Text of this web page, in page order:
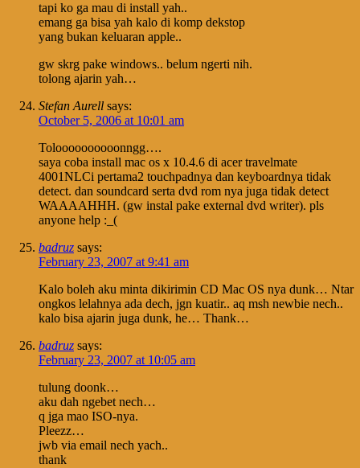
tapi ko ga mau di install yah..
emang ga bisa yah kalo di komp dekstop
yang bukan keluaran apple..
gw skrg pake windows.. belum ngerti nih.
tolong ajarin yah…
Stefan Aurell says:
October 5, 2006 at 10:01 am
Toloooooooooonngg….
saya coba install mac os x 10.4.6 di acer travelmate
4001NLCi pertama2 touchpadnya dan keyboardnya tidak
detect. dan soundcard serta dvd rom nya juga tidak detect
WAAAAHHH. (gw instal pake external dvd writer). pls
anyone help :_(
badruz says:
February 23, 2007 at 9:41 am
Kalo boleh aku minta dikirimin CD Mac OS nya dunk… Ntar
ongkos lelahnya ada dech, jgn kuatir.. aq msh newbie nech..
kalo bisa ajarin juga dunk, he… Thank…
badruz says:
February 23, 2007 at 10:05 am
tulung doonk…
aku dah ngebet nech…
q jga mao ISO-nya.
Pleezz…
jwb via email nech yach..
thank